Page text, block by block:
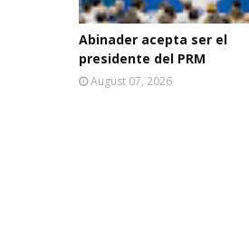
Abinader acepta ser el
presidente del PRM
August 07, 2026